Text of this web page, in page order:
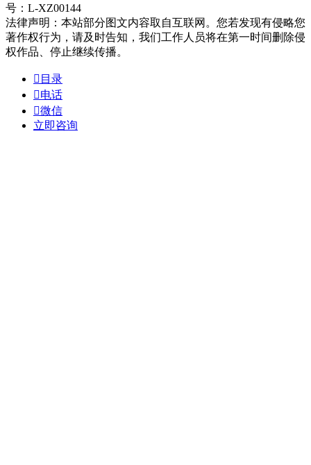
号：L-XZ00144
法律声明：本站部分图文内容取自互联网。您若发现有侵略您
著作权行为，请及时告知，我们工作人员将在第一时间删除侵
权作品、停止继续传播。
 目录
电话
微信
立即咨询